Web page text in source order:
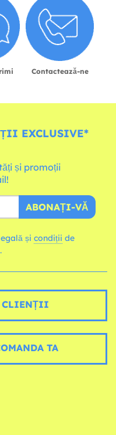
Contactează-ne
EXCLUSIVE*
și promoții
ABONAȚI-VĂ
și condiții
TA